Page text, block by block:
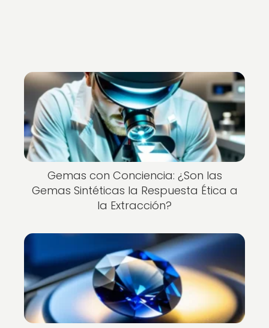
Gemas con Conciencia: ¿Son las
Gemas Sintéticas la Respuesta Ética a
la Extracción?